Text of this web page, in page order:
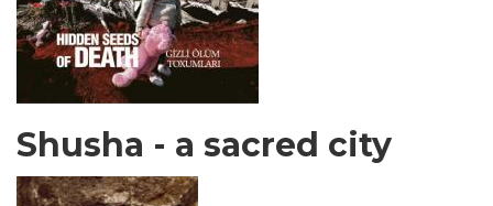
Shusha - a sacred city